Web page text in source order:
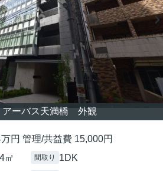
アーバス天満橋 外観
円 管理/共益費 15,000円
㎡ 間取り 1DK